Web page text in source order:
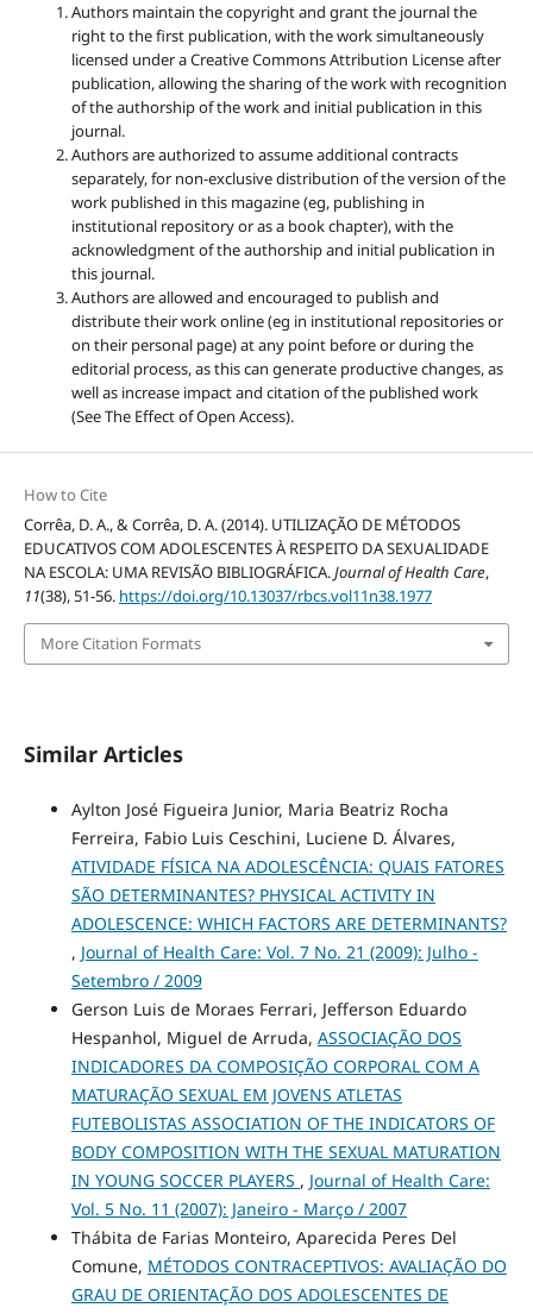
Authors maintain the copyright and grant the journal the
right to the first publication, with the work simultaneously
licensed under a Creative Commons Attribution License after
publication, allowing the sharing of the work with recognition
of the authorship of the work and initial publication in this
journal.
Authors are authorized to assume additional contracts
separately, for non-exclusive distribution of the version of the
work published in this magazine (eg, publishing in
institutional repository or as a book chapter), with the
acknowledgment of the authorship and initial publication in
this journal.
Authors are allowed and encouraged to publish and
distribute their work online (eg in institutional repositories or
on their personal page) at any point before or during the
editorial process, as this can generate productive changes, as
well as increase impact and citation of the published work
(See The Effect of Open Access).
How to Cite
Corrêa, D. A., & Corrêa, D. A. (2014). UTILIZAÇÃO DE MÉTODOS
EDUCATIVOS COM ADOLESCENTES À RESPEITO DA SEXUALIDADE
NA ESCOLA: UMA REVISÃO BIBLIOGRÁFICA.Journal of Health Care,
11(38), 51-56. https://doi.org/10.13037/rbcs.vol11n38.1977
More Citation Formats
Similar Articles
Aylton José Figueira Junior, Maria Beatriz Rocha
Ferreira, Fabio Luis Ceschini, Luciene D. Álvares,
ATIVIDADE FÍSICA NA ADOLESCÊNCIA: QUAIS FATORES
SÃO DETERMINANTES? PHYSICAL ACTIVITY IN
ADOLESCENCE: WHICH FACTORS ARE DETERMINANTS?
, Journal of Health Care: Vol. 7 No. 21 (2009): Julho -
Setembro / 2009
Gerson Luis de Moraes Ferrari, Jefferson Eduardo
Hespanhol, Miguel de Arruda, ASSOCIAÇÃO DOS
INDICADORES DA COMPOSIÇÃO CORPORAL COM A
MATURAÇÃO SEXUAL EM JOVENS ATLETAS
FUTEBOLISTAS ASSOCIATION OF THE INDICATORS OF
BODY COMPOSITION WITH THE SEXUAL MATURATION
IN YOUNG SOCCER PLAYERS , Journal of Health Care:
Vol. 5 No. 11 (2007): Janeiro - Março / 2007
Thábita de Farias Monteiro, Aparecida Peres Del
Comune, MÉTODOS CONTRACEPTIVOS: AVALIAÇÃO DO
GRAU DE ORIENTAÇÃO DOS ADOLESCENTES DE